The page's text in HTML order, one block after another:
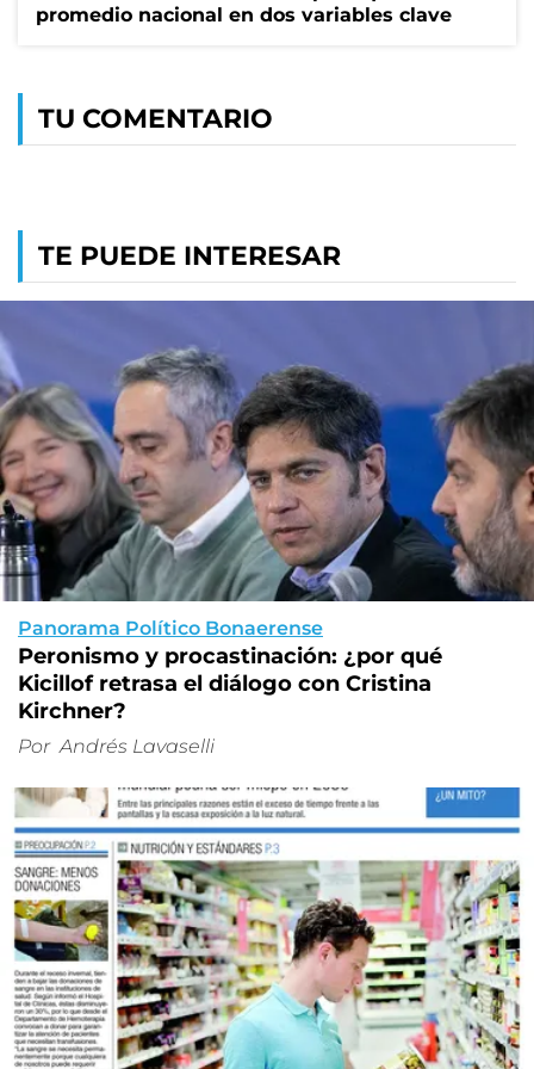
promedio nacional en dos variables clave
TU COMENTARIO
TE PUEDE INTERESAR
Panorama Político Bonaerense
Peronismo y procastinación: ¿por qué
Kicillof retrasa el diálogo con Cristina
Kirchner?
Por Andrés Lavaselli